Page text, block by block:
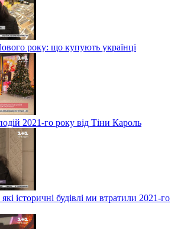
року: що купують українці
2021-го року від Тіни Кароль
історичні будівлі ми втратили 2021-го